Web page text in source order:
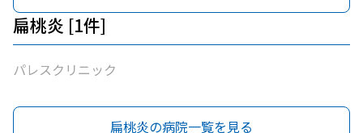
扁桃炎 [1件]
パレスクリニック
扁桃炎の病院一覧を見る